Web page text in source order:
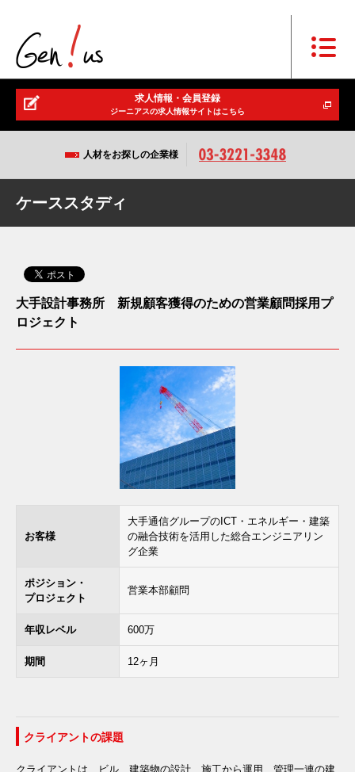
求人情報・会員登録
ジーニアスの求人情報サイトはこちら
人材をお探しの企業様
ケーススタディ
大手設計事務所 新規顧客獲得のための営業顧問採用プ
ロジェクト
お客様
大手通信グループのICT・エネルギー・建築
の融合技術を活用した総合エンジニアリン
グ企業
ポジション・
プロジェクト
営業本部顧問
年収レベル 600万
期間 12ヶ月
クライアントの課題
クライアントは、ビル、建築物の設計、施工から運用、管理一連の建